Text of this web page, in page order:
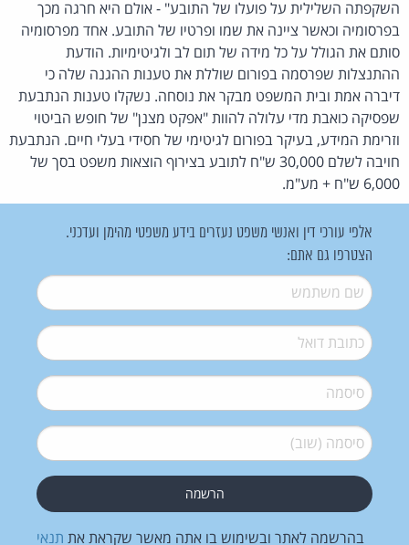
השקפתה השלילית על פועלו של התובע" - אולם היא חרגה מכך
בפרסומיה וכאשר ציינה את שמו ופרטיו של התובע. אחד מפרסומיה
סותם את הגולל על כל מידה של תום לב ולגיטימיות. הודעת
ההתנצלות שפרסמה בפורום שוללת את טענות ההגנה שלה כי
דיברה אמת ובית המשפט מבקר את נוסחה. נשקלו טענות הנתבעת
שפסיקה כואבת מדי עלולה להוות "אפקט מצנן" של חופש הביטוי
וזרימת המידע, בעיקר בפורום לגיטימי של חסידי בעלי חיים. הנתבעת
חויבה לשלם 30,000 ש"ח לתובע בצירוף הוצאות משפט בסך של
6,000 ש"ח + מע"מ.
אלפי עורכי דין ואנשי משפט נעזרים בידע משפטי מהימן ועדכני.
הצטרפו גם אתם:
שם משתמש*
דואל*
סיסמה*
סיסמה (שוב)*
בהרשמה לאתר ובשימוש בו אתה מאשר שקראת את תנאי